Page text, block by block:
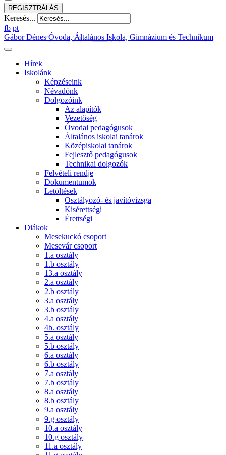
REGISZTRÁLÁS
Keresés...
fb pt
Gábor Dénes Óvoda, Általános Iskola, Gimnázium és Technikum
Hírek
Iskolánk
Képzéseink
Névadónk
Dolgozóink
Az alapítók
Vezetőség
Óvodai pedagógusok
Általános iskolai tanárok
Középiskolai tanárok
Fejlesztő pedagógusok
Technikai dolgozók
Felvételi rendje
Dokumentumok
Letöltések
Osztályozó- és javítóvizsga
Kisérettségi
Érettségi
Diákok
Mesekuckó csoport
Mesevár csoport
1.a osztály
1.b osztály
13.a osztály
2.a osztály
2.b osztály
3.a osztály
3.b osztály
4.a osztály
4b. osztály
5.a osztály
5.b osztály
6.a osztály
6.b osztály
7.a osztály
7.b osztály
8.a osztály
8.b osztály
9.a osztály
9.g osztály
10.a osztály
10.g osztály
11.a osztály